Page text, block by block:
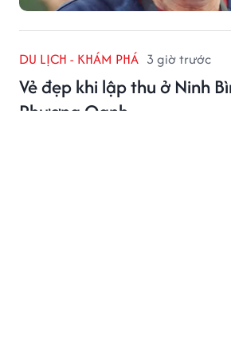
DU LỊCH - KHÁM PHÁ 3 giờ trước
Vẻ đẹp khi lập thu ở Ninh
Phương Oanh